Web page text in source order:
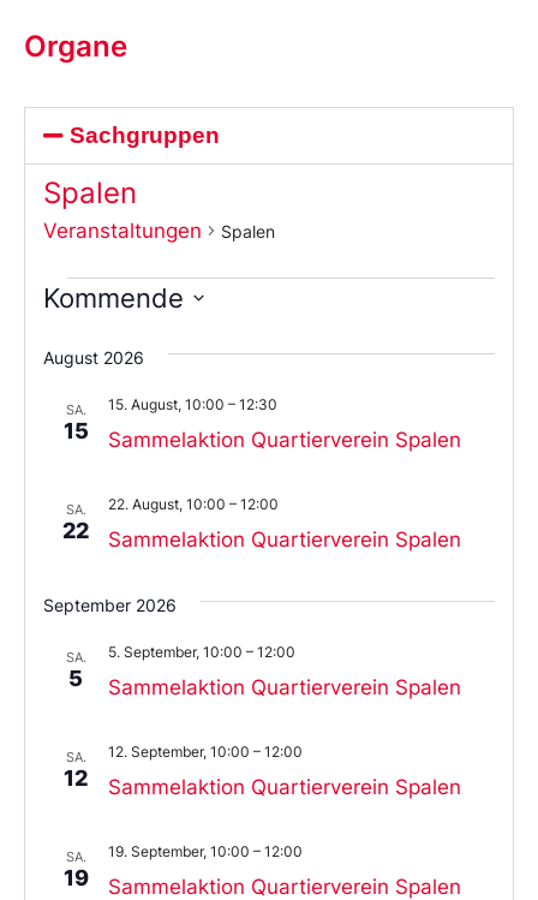
Organe
Sachgruppen
Spalen
Veranstaltungen Spalen
Kommende
Sie
das
aus.
August 2026
SA.
15 Sammelaktion Quartierverein Spalen
15. August, 10:00 – 12:30
SA.
22 Sammelaktion Quartierverein Spalen
22. August, 10:00 – 12:00
September 2026
SA.
5 Sammelaktion Quartierverein Spalen
5. September, 10:00 – 12:00
SA.
12 Sammelaktion Quartierverein Spalen
12. September, 10:00 – 12:00
SA.
19 Sammelaktion Quartierverein Spalen
19. September, 10:00 – 12:00